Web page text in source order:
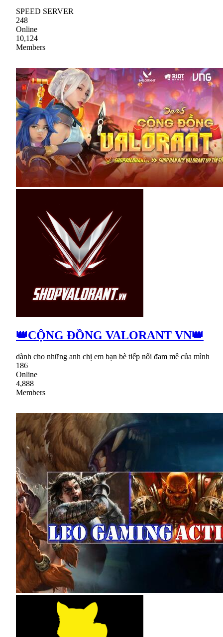
SPEED SERVER
248
Online
10,124
Members
👑CỘNG ĐỒNG VALORANT VN👑
dành cho những anh chị em bạn bè tiếp nối đam mê của mình
186
Online
4,888
Members